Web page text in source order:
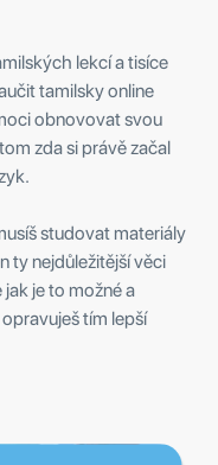
lekcí a tisíce
tamilsky online
obnovovat svou
zda si právě začal
studovat materiály
ty nejdůležitější věci
je to možné a
tím lepší